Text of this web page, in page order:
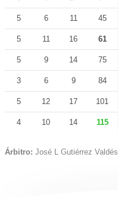
5 6 11 45
5 11 16 61
5 9 14 75
3 6 9 84
5 12 17 101
4 10 14 115
Árbitro: José L Gutiérrez Valdés